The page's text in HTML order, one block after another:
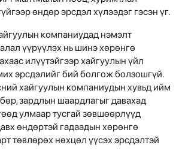
өндөр эрсдэл хүлээдэг гэсэн үг.
компаниудад нэмэлт
үүрүүлэх нь шинэ хөрөнгө
илүүтэйгээр хайгуулын үйл
эрсдэлийг бий болгож болзошгүй.
хайгуулын компаниудын хувьд ийм
зардлын шаардлагыг давахад
улмаар тусгай зөвшөөрлүүд
өндөртэй гадаадын хөрөнгө
төвлөрөх нөхцөл үүсэх эрсдэлтэй